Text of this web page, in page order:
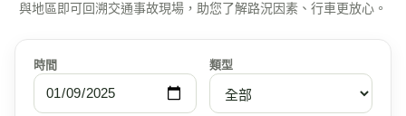
與地區即可回溯交通事故現場，助您了解路況因素、行車更放心。
時間 類型